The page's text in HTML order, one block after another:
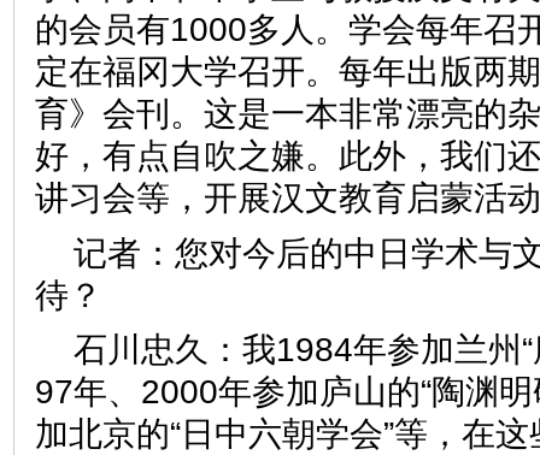
的会员有1000多人。学会每年召
定在福冈大学召开。每年出版两
育》会刊。这是一本非常漂亮的
好，有点自吹之嫌。此外，我们
讲习会等，开展汉文教育启
记者： 您对今后的中日学术与
待？
石川忠久： 我1984年参加兰州
97年、2000年参加庐山的“陶渊
加北京的“日中六朝学会”等，在